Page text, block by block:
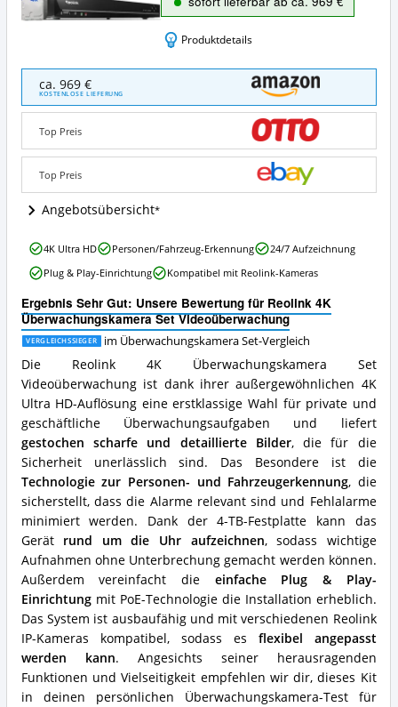
Produktdetails
Reolink
Überwachungskamera
Videoüberwachung
Angebote:
ist
dieses
Überwachungskamera
erhältlich?
ca. 969 €
KOSTENLOSE LIEFERUNG
Top Preis
Top Preis
Angebotsübersicht
Ergebnis Sehr Gut: Unsere Bewertung für Reolink 4K
Überwachungskamera Set Videoüberwachung
VERGLEICHSSIEGER im Überwachungskamera Set-Vergleich
Die Reolink 4K Überwachungskamera Set
Videoüberwachung ist dank ihrer außergewöhnlichen 4K
Ultra HD-Auflösung eine erstklassige Wahl für private und
geschäftliche Überwachungsaufgaben und liefert
gestochen scharfe und detaillierte Bilder, die für die
Sicherheit unerlässlich sind. Das Besondere ist die
Technologie zur Personen- und Fahrzeugerkennung, die
sicherstellt, dass die Alarme relevant sind und Fehlalarme
minimiert werden. Dank der 4-TB-Festplatte kann das
Gerät rund um die Uhr aufzeichnen, sodass wichtige
Aufnahmen ohne Unterbrechung gemacht werden können.
Außerdem vereinfacht die einfache Plug & Play-
Einrichtungmit PoE-Technologie die Installation erheblich.
Das System ist ausbaufähig und mit verschiedenen Reolink
IP-Kameras kompatibel, sodass es flexibel angepasst
werden kann. Angesichts seiner herausragenden
Funktionen und Vielseitigkeit empfehlen wir dir, dieses Kit
in deinen persönlichen Überwachungskamera-Test für
Reolink
4K
Überwachungskamera
Videoüberwachung
Vorteile:
Was
spricht
für
dieses
Überwachungskamera
Set?
4K Ultra HD Personen/Fahrzeug-Erkennung
24/7 Aufzeichnung
Plug & Play-Einrichtung
Kompatibel mit Reolink-Kameras